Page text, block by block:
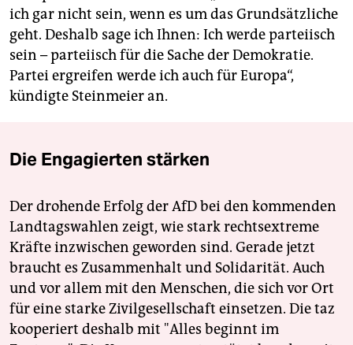
ich gar nicht sein, wenn es um das Grundsätzliche
geht. Deshalb sage ich Ihnen: Ich werde parteiisch
sein – parteiisch für die Sache der Demokratie.
Partei ergreifen werde ich auch für Europa“,
kündigte Steinmeier an.
Die Engagierten stärken
Der drohende Erfolg der AfD bei den kommenden
Landtagswahlen zeigt, wie stark rechtsextreme
Kräfte inzwischen geworden sind. Gerade jetzt
braucht es Zusammenhalt und Solidarität. Auch
und vor allem mit den Menschen, die sich vor Ort
für eine starke Zivilgesellschaft einsetzen. Die taz
kooperiert deshalb mit "Alles beginnt im